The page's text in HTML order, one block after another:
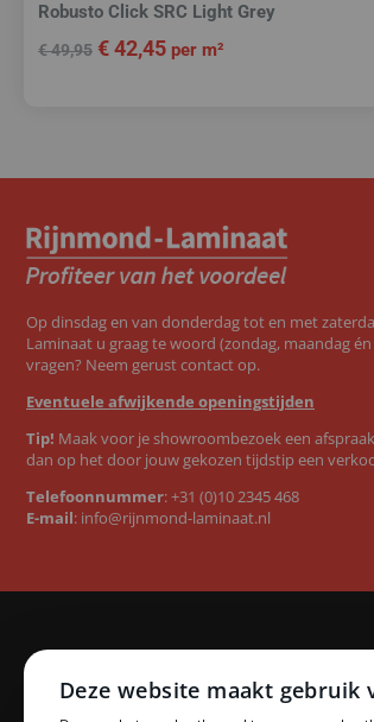
Robusto Click SRC Light Grey
€49,95 €42,45 per m²
Op dinsdag en van donderdag tot en met
Laminaat u graag te woord (zondag, maandag
vragen? Neem gerust contact op.
Eventuele afwijkende openingstijden
Tip! Maak voor je showroombezoek een
dan op het door jouw gekozen tijdstip een
Telefoonnummer:+31 (0)10 2345 468
E-mail: info@rijnmond-laminaat.nl
Categorieën
Laminaat
Deze website maakt gebruik